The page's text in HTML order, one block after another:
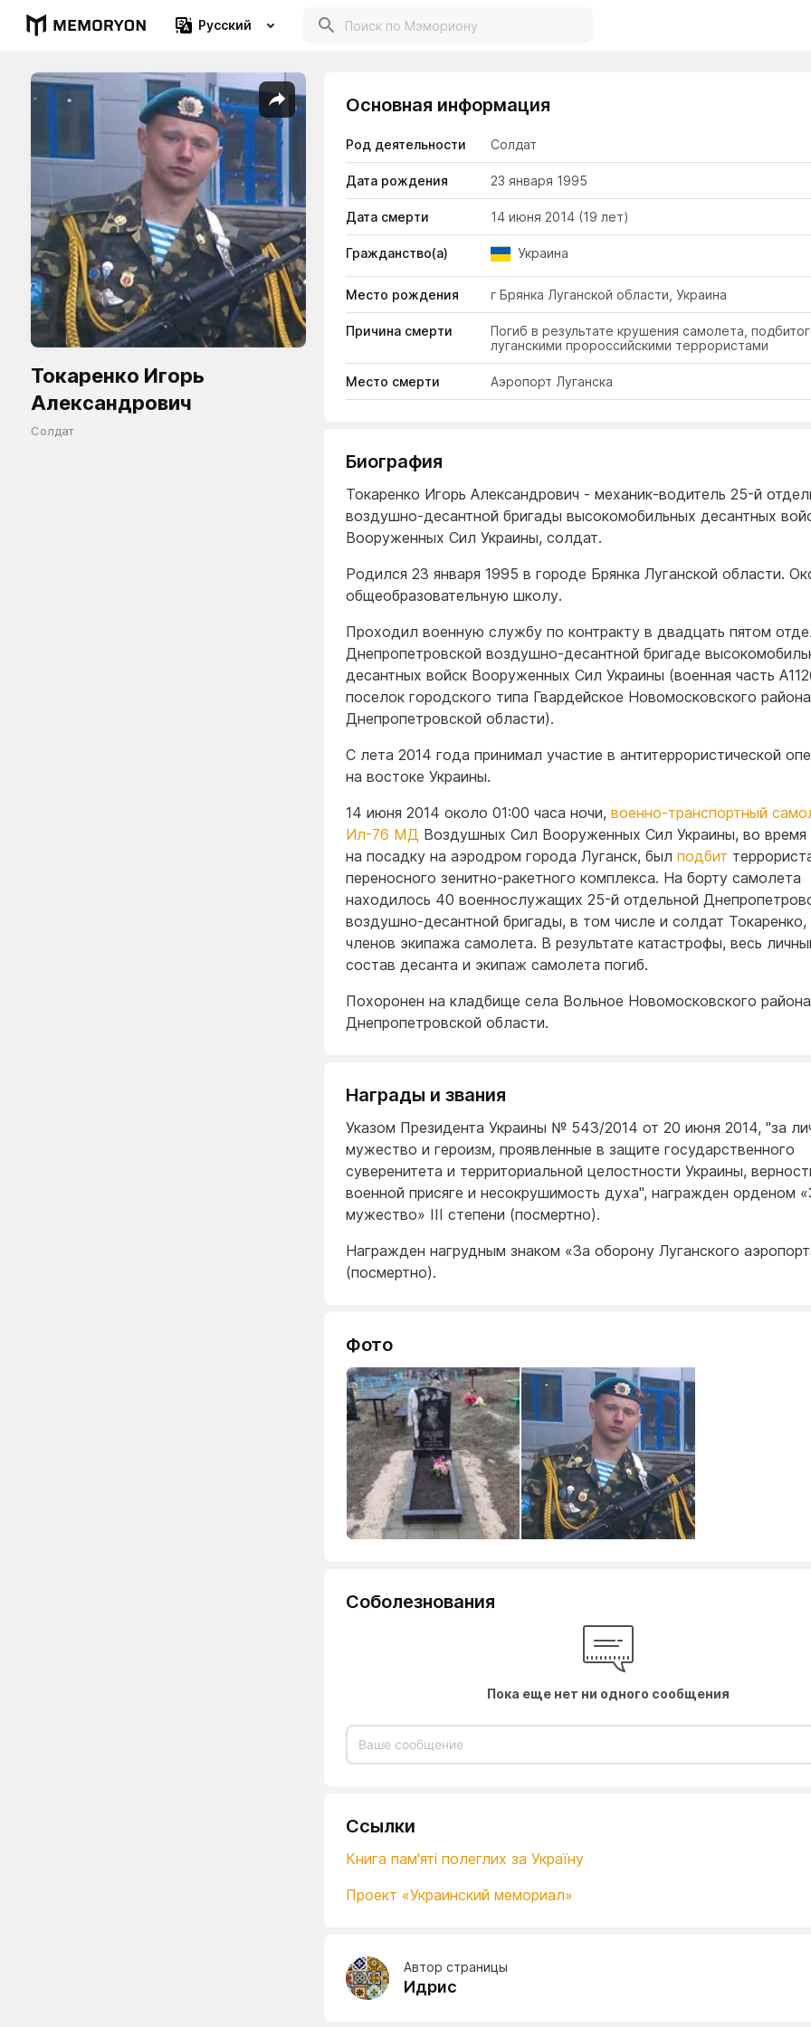
Русский
Токаренко Игорь
Александрович
Солдат
Основная информация
Род деятельности Солдат
Дата рождения 23 января 1995
Дата смерти 14 июня 2014 (19 лет)
Гражданство(а) Украина
Место рождения г Брянка Луганской области, Украина
Причина смерти
Погиб в результате крушения самолета,
луганскими пророссийскими террористами
Место смерти Аэропорт Луганска
Биография
Токаренко Игорь Александрович - механик-водитель 25-й
воздушно-десантной бригады высокомобильных десантных
Вооруженных Сил Украины, солдат.
Родился 23 января 1995 в городе Брянка Луганской области.
общеобразовательную школу.
Проходил военную службу по контракту в двадцать пятом
Днепропетровской воздушно-десантной бригаде
десантных войск Вооруженных Сил Украины (военная часть
поселок городского типа Гвардейское Новомосковского района
Днепропетровской области).
С лета 2014 года принимал участие в антитеррористической
на востоке Украины.
14 июня 2014 около 01:00 часа ночи, военно-транспортный
Ил-76 МД Воздушных Сил Вооруженных Сил Украины, во время
на посадку на аэродром города Луганск, был подбит
переносного зенитно-ракетного комплекса. На борту самолета
находилось 40 военнослужащих 25-й отдельной
воздушно-десантной бригады, в том числе и солдат Токаренко,
членов экипажа самолета. В результате катастрофы, весь
состав десанта и экипаж самолета погиб.
Похоронен на кладбище села Вольное Новомосковского района
Днепропетровской области.
Награды и звания
Указом Президента Украины № 543/2014 от 20 июня 2014, "за
мужество и героизм, проявленные в защите государственного
суверенитета и территориальной целостности Украины,
военной присяге и несокрушимость духа", награжден орденом
мужество» III степени (посмертно).
Награжден нагрудным знаком «За оборону Луганского
(посмертно).
Фото
Соболезнования
Пока еще нет ни одного сообщения
Ссылки
Книга пам'яті полеглих за Україну
Проект «Украинский мемориал»
Автор страницы
Идрис